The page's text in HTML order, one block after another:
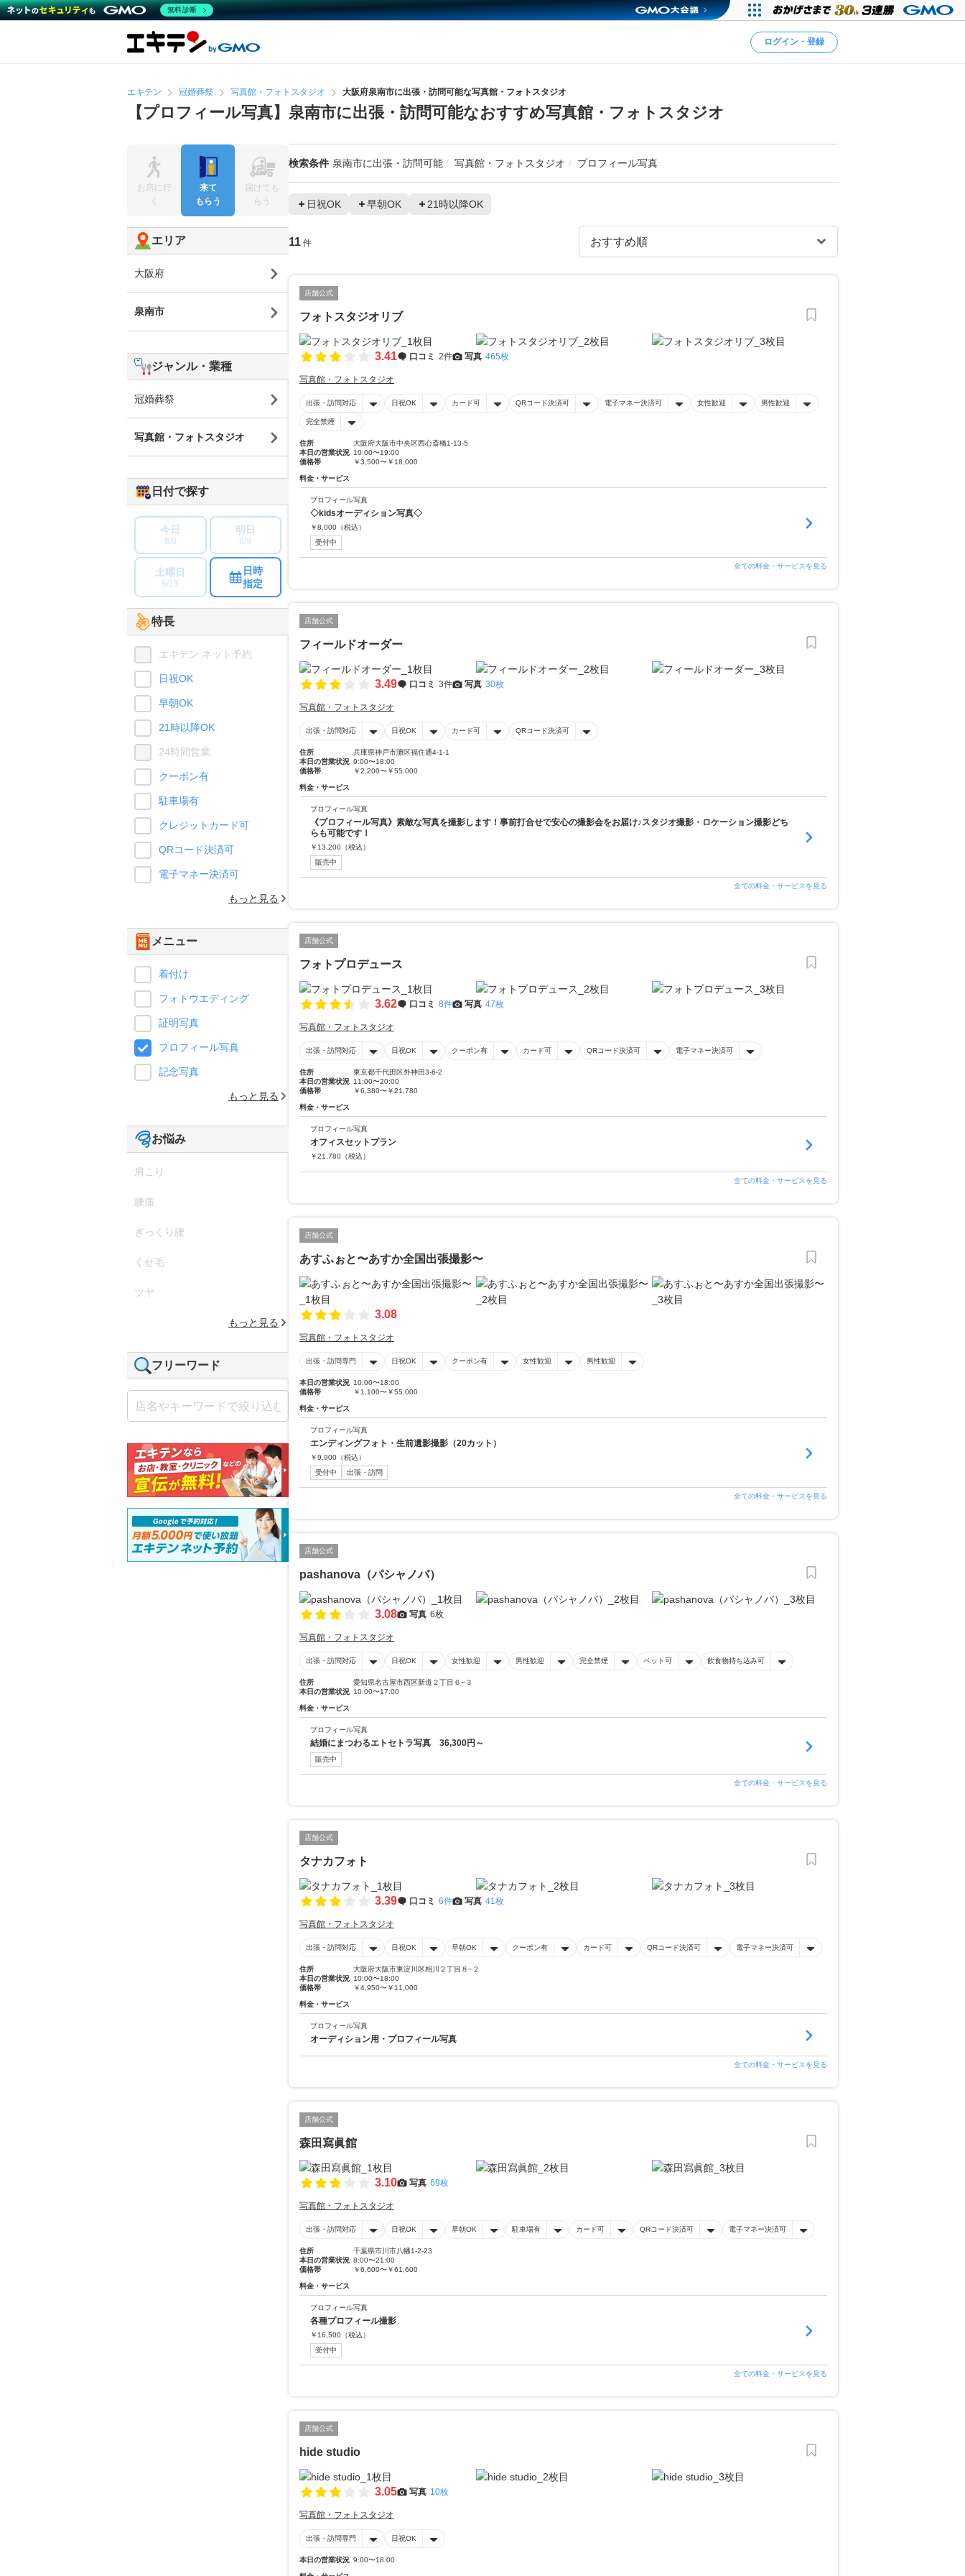
ログイン・登録
エキテン 冠婚葬祭 写真館・フォトスタジオ 大阪府泉南市に出張・訪問可能な写真館・フォトスタジオ
【プロフィール写真】泉南市に出張・訪問可能なおすすめ写真館・フォトスタジオ
検索条件 泉南市に出張・訪問可能 写真館・フォトスタジオ プロフィール写真
日祝OK 早朝OK 21時以降OK
11 件
店舗公式
フォトスタジオリブ
3.41 口コミ 2件 写真 465枚
写真館・フォトスタジオ
出張・訪問対応 日祝OK カード可 QRコード決済可 電子マネー決済可 女性歓迎 男性歓迎
完全禁煙
住所
大阪府大阪市中央区西心斎橋1-13-5
本日の営業状況 10:00〜19:00
価格帯
￥3,500〜￥18,000
料金・サービス
プロフィール写真
◇kidsオーディション写真◇
￥8,000 （税込）
受付中
全ての料金・サービスを見る
店舗公式
フィールドオーダー
3.49 口コミ 3件 写真 30枚
写真館・フォトスタジオ
出張・訪問対応 日祝OK カード可 QRコード決済可
住所
兵庫県神戸市灘区福住通4-1-1
本日の営業状況 9:00〜18:00
価格帯
￥2,200〜￥55,000
料金・サービス
プロフィール写真
《プロフィール写真》素敵な写真を撮影します！事前打合せで安心の撮影会をお届け♪スタジオ撮影・ロケーション撮影どち
らも可能です！
￥ 13,200 （税込）
販売中
全ての料金・サービスを見る
店舗公式
フォトプロデュース
3.62 口コミ 8件 写真 47枚
写真館・フォトスタジオ
出張・訪問対応 日祝OK クーポン有 カード可 QRコード決済可 電子マネー決済可
住所
東京都千代田区外神田3-6-2
本日の営業状況 11:00〜20:00
価格帯
￥6,380〜￥21,780
料金・サービス
プロフィール写真
オフィスセットプラン
￥21,780 （税込）
全ての料金・サービスを見る
店舗公式
あすふぉと〜あすか全国出張撮影〜
3.08
写真館・フォトスタジオ
出張・訪問専門 日祝OK クーポン有 女性歓迎 男性歓迎
本日の営業状況 10:00〜18:00
価格帯
￥1,100〜￥55,000
料金・サービス
プロフィール写真
エンディングフォト・生前遺影撮影（20カット）
￥9,900 （税込）
受付中
出張・訪問
全ての料金・サービスを見る
店舗公式
pashanova（パシャノバ）
3.08 写真 6枚
写真館・フォトスタジオ
出張・訪問対応 日祝OK 女性歓迎 男性歓迎 完全禁煙 ペット可 飲食物持ち込み可
住所
愛知県名古屋市西区新道２丁目６−３
本日の営業状況 10:00〜17:00
料金・サービス
プロフィール写真
結婚にまつわるエトセトラ写真 36,300円～
販売中
全ての料金・サービスを見る
店舗公式
タナカフォト
3.39 口コミ 6件 写真 41枚
写真館・フォトスタジオ
出張・訪問対応 日祝OK 早朝OK クーポン有 カード可 QRコード決済可 電子マネー決済可
住所
大阪府大阪市東淀川区相川２丁目８−２
本日の営業状況 10:00〜18:00
価格帯
￥4,950〜￥11,000
料金・サービス
プロフィール写真
オーディション用・プロフィール写真
全ての料金・サービスを見る
店舗公式
森田寫眞館
3.10 写真 69枚
写真館・フォトスタジオ
出張・訪問対応 日祝OK 早朝OK 駐車場有 カード可 QRコード決済可 電子マネー決済可
住所
千葉県市川市八幡1-2-23
本日の営業状況 8:00〜21:00
価格帯
￥6,600〜￥61,600
料金・サービス
プロフィール写真
各種プロフィール撮影
￥ 16,500 （税込）
受付中
全ての料金・サービスを見る
店舗公式
hide studio
3.05 写真 10枚
写真館・フォトスタジオ
出張・訪問専門 日祝OK
本日の営業状況 9:00〜18:00
お店に行
く
来て
もらう
届けても
らう
エリア
大阪府
泉南市
ジャンル・業種
冠婚葬祭
写真館・フォトスタジオ
日付で探す
今日
8/8
明日
8/9
土曜日
8/15
日時
指定
特長
エキテン ネット予約
日祝OK
早朝OK
21時以降OK
24時間営業
クーポン有
駐車場有
クレジットカード可
QRコード決済可
電子マネー決済可
もっと見る
メニュー
着付け
フォトウエディング
証明写真
プロフィール写真
記念写真
もっと見る
お悩み
肩こり
腰痛
ぎっくり腰
くせ毛
ツヤ
もっと見る
フリーワード
無料診断